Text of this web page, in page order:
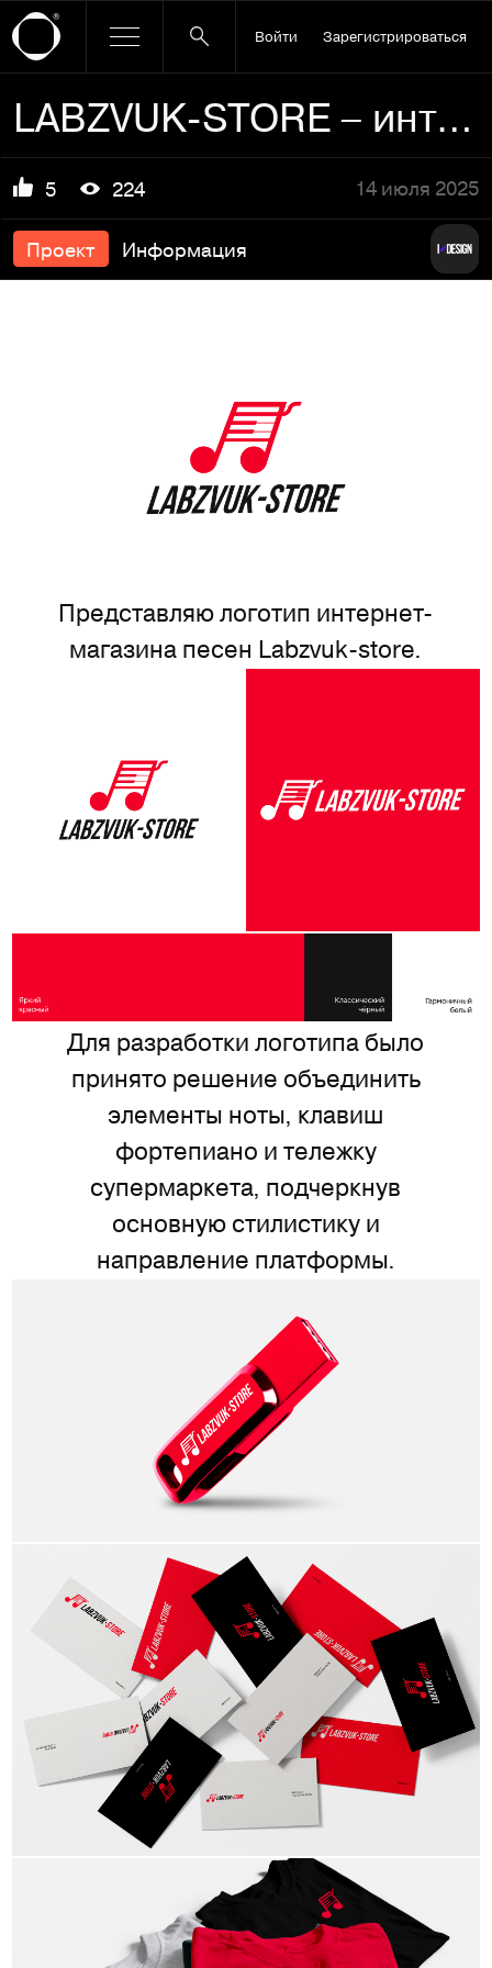
Войти Зарегистрироваться
LABZVUK-STORE – интернет-магазин музыкальных композиций
5 224 14 июля 2025
Проект Информация
Представляю логотип интернет-
магазина песен Labzvuk-store.
Для разработки логотипа было
принято решение объединить
элементы ноты, клавиш
фортепиано и тележку
супермаркета, подчеркнув
основную стилистику и
направление платформы.